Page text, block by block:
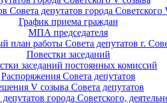
Совета депутатов города Советского
График приема граждан
МПА председателя
план работы Совета депутатов г.
Повестки заседаний
заседаний постоянных комиссий
Распоряжения Совета депутатов
V созыва Совета депутатов
города Советского,